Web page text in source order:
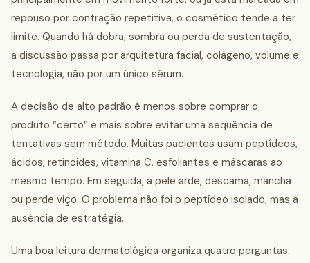
repouso por contração repetitiva, o cosmético tende a ter
limite. Quando há dobra, sombra ou perda de sustentação,
a discussão passa por arquitetura facial, colágeno, volume e
tecnologia, não por um único sérum.
A decisão de alto padrão é menos sobre comprar o
produto “certo” e mais sobre evitar uma sequência de
tentativas sem método. Muitas pacientes usam peptídeos,
ácidos, retinoides, vitamina C, esfoliantes e máscaras ao
mesmo tempo. Em seguida, a pele arde, descama, mancha
ou perde viço. O problema não foi o peptídeo isolado, mas a
ausência de estratégia.
Uma boa leitura dermatológica organiza quatro perguntas: